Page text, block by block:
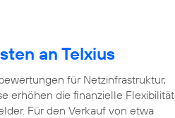
an Telxius
für Netzinfrastruktur,
erhöhen die finanzielle Flexibilität
Für den Verkauf von etwa